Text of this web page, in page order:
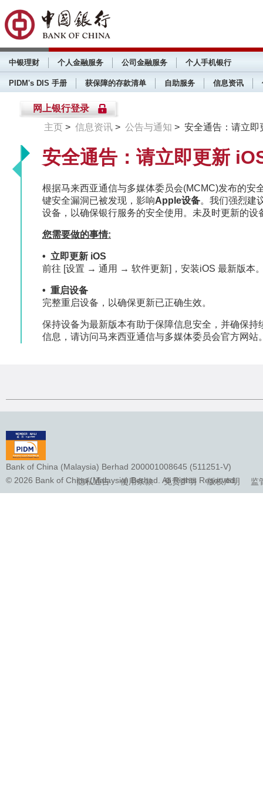
中银理财 个人金融服务 公司金融服务 个人手机银行
PIDM's DIS 手册 获保障的存款清单 自助服务 信息资讯
网上银行登录
主页 > 信息资讯 > 公告与通知 > 安全通告：请立即
安全通告：请立即更新
根据马来西亚通信与多媒体委员会(MCMC)发布的安
键安全漏洞已被发现，影响Apple设备。我们强烈建
设备，以确保银行服务的安全使用。未及时更新的设
您需要做的事情:
• 立即更新 iOS
前往 [设置 → 通用 → 软件更新]，安装iOS 最新版本
• 重启设备
完整重启设备，以确保更新已正确生效。
保持设备为最新版本有助于保障信息安全，并确保
信息，请访问马来西亚通信与多媒体委员会官方网站
Bank of China (Malaysia) Berhad 200001008645 (511251-V)
© 2026 Bank of China (Malaysia) Berhad. All Rights Reserved.
隐私通告 使用条款 免责声明 版权声明 监